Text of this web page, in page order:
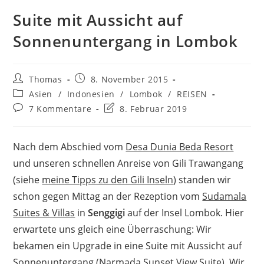
Suite mit Aussicht auf
Sonnenuntergang in Lombok
Beitrags-
Autor:
Thomas
Beitrag
veröffentlicht:
8. November 2015
Beitrags-
Kategorie:
Asien / Indonesien / Lombok / REISEN
Beitrags-
7 Kommentare
Beitrag8. Februar 2019
Nach dem Abschied vom Desa Dunia Beda Resort
und unseren schnellen Anreise von Gili Trawangang
(siehe meine Tipps zu den Gili Inseln) standen wir
schon gegen Mittag an der Rezeption vomSudamala
Suites & Villas inSenggigiauf der Insel Lombok. Hier
erwartete uns gleich eine Überraschung: Wir
bekamen ein Upgrade in eine Suite mit Aussicht auf